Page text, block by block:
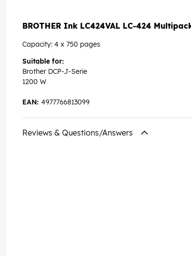
BROTHER Ink LC424VAL LC-424
Capacity: 4 x 750 pages
Suitable for:
Brother DCP-J-Serie
1200 W
4977766813099
EAN:
Reviews & Questions/Answers